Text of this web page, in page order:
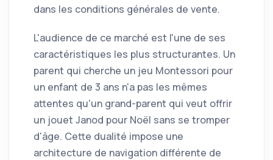
dans les conditions générales de vente.
L'audience de ce marché est l'une de ses
caractéristiques les plus structurantes. Un
parent qui cherche un jeu Montessori pour
un enfant de 3 ans n'a pas les mêmes
attentes qu'un grand-parent qui veut offrir
un jouet Janod pour Noël sans se tromper
d'âge. Cette dualité impose une
architecture de navigation différente de